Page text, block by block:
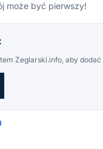
może być pierwszy!
Żeglarski.info, aby